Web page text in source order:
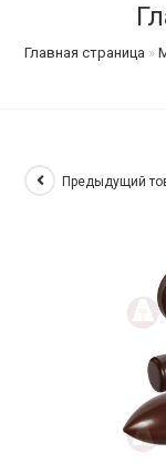
Главная страница »
Предыдущий